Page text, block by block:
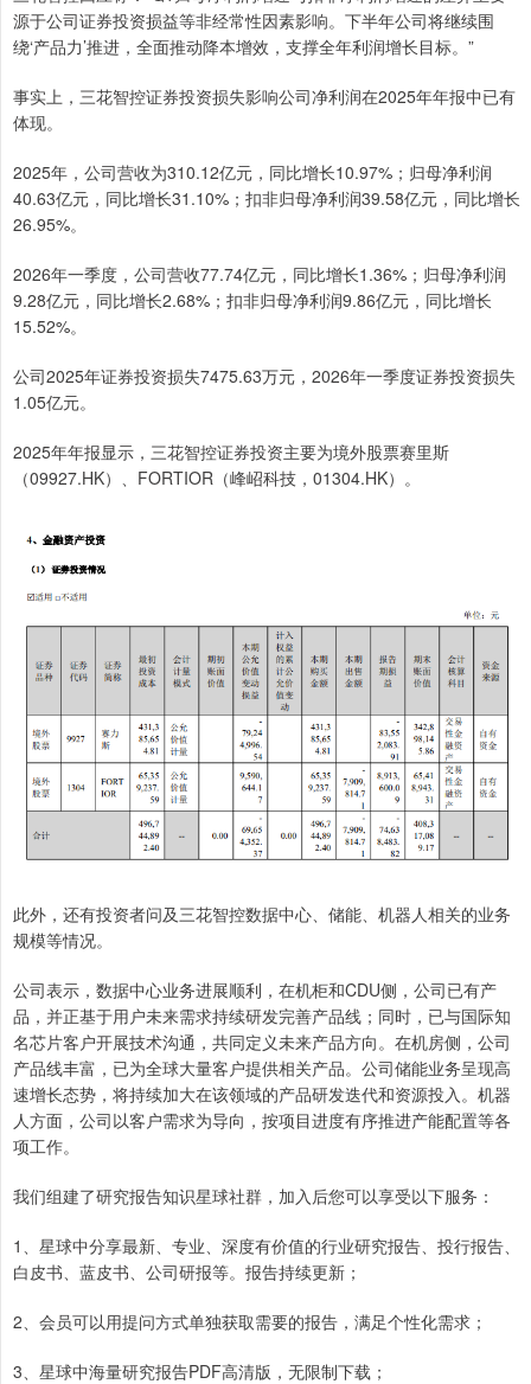
源于公司证券投资损益等非经常性因素影响。下半年公司将继续围
绕‘产品力’推进，全面推动降本增效，支撑全年利润增长目标。”
事实上，三花智控证券投资损失影响公司净利润在2025年年报中已有
体现。
2025年，公司营收为310.12亿元，同比增长10.97%；归母净利润
40.63亿元，同比增长31.10%；扣非归母净利润39.58亿元，同比增长
26.95%。
2026年一季度，公司营收77.74亿元，同比增长1.36%；归母净利润
9.28亿元，同比增长2.68%；扣非归母净利润9.86亿元，同比增长
15.52%。
公司2025年证券投资损失7475.63万元，2026年一季度证券投资损失
1.05亿元。
2025年年报显示，三花智控证券投资主要为境外股票赛里斯
（09927.HK）、FORTIOR（峰岹科技，01304.HK）。
此外，还有投资者问及三花智控数据中心、储能、机器人相关的业务
规模等情况。
公司表示，数据中心业务进展顺利，在机柜和CDU侧，公司已有产
品，并正基于用户未来需求持续研发完善产品线；同时，已与国际知
名芯片客户开展技术沟通，共同定义未来产品方向。在机房侧，公司
产品线丰富，已为全球大量客户提供相关产品。公司储能业务呈现高
速增长态势，将持续加大在该领域的产品研发迭代和资源投入。机器
人方面，公司以客户需求为导向，按项目进度有序推进产能配置等各
项工作。
我们组建了研究报告知识星球社群，加入后您可以享受以下服务：
1、星球中分享最新、专业、深度有价值的行业研究报告、投行报告、
白皮书、蓝皮书、公司研报等。报告持续更新；
2、会员可以用提问方式单独获取需要的报告，满足个性化需求；
3、星球中海量研究报告PDF高清版，无限制下载；